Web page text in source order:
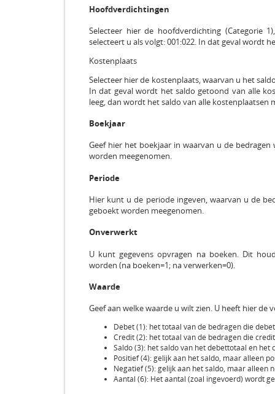
Hoofdverdichtingen
Selecteer hier de hoofdverdichting (Categorie
selecteert u als volgt: 001:022. In dat geval wordt
Kostenplaats
Selecteer hier de kostenplaats, waarvan u het
In dat geval wordt het saldo getoond van alle
leeg, dan wordt het saldo van alle kostenplaatsen
Boekjaar
Geef hier het boekjaar in waarvan u de
worden meegenomen.
Periode
Hier kunt u de periode ingeven, waarvan u de
geboekt worden meegenomen.
Onverwerkt
U kunt gegevens opvragen na boeken. Dit
worden (na boeken=1; na verwerken=0).
Waarde
Geef aan welke waarde u wilt zien. U heeft hier de
Debet (1): het totaal van de bedragen die
Credit (2): het totaal van de bedragen die
Saldo (3): het saldo van het debettotaal en het
Positief (4): gelijk aan het saldo, maar alleen
Negatief (5): gelijk aan het saldo, maar alleen
Aantal (6): Het aantal (zoal ingevoerd) wordt